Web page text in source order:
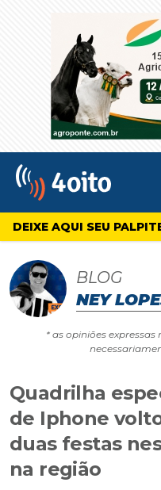
4oito
DEIXE AQUI SEU
BLOG
NEY
* as opiniões
Quadrilha
de Iphone
duas festas
na região